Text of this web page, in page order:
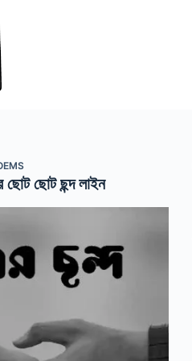
ছোট ছোট ছন্দ লাইন